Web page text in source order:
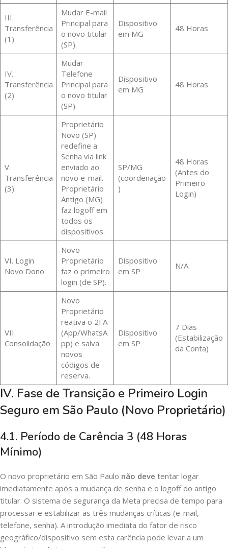
III.
Transferência
(1)
Mudar E-mail
Principal para
o novo titular
(SP).
Dispositivo
em MG
48 Horas
IV.
Transferência
(2)
Mudar
Telefone
Principal para
o novo titular
(SP).
Dispositivo
em MG
48 Horas
V.
Transferência
(3)
Proprietário
Novo (SP)
redefine a
Senha via link
enviado ao
novo e-mail.
Proprietário
Antigo (MG)
faz logoff em
todos os
dispositivos.
SP/MG
(coordenação
)
48 Horas
(Antes do
Primeiro
Login)
VI. Login
Novo Dono
Novo
Proprietário
faz o primeiro
login (de SP).
Dispositivo
em SP
N/A
VII.
Consolidação
Novo
Proprietário
reativa o 2FA
(App/WhatsA
pp) e salva
novos
códigos de
reserva.
Dispositivo
em SP
7 Dias
(Estabilização
da Conta)
IV. Fase de Transição e Primeiro Login
Seguro em São Paulo (Novo Proprietário)
4.1. Período de Carência 3 (48 Horas
Mínimo)
O novo proprietário em São Paulo não deve tentar logar
imediatamente após a mudança de senha e o logoff do antigo
titular. O sistema de segurança da Meta precisa de tempo para
processar e estabilizar as três mudanças críticas (e-mail,
telefone, senha). A introdução imediata do fator de risco
geográfico/dispositivo sem esta carência pode levar a um